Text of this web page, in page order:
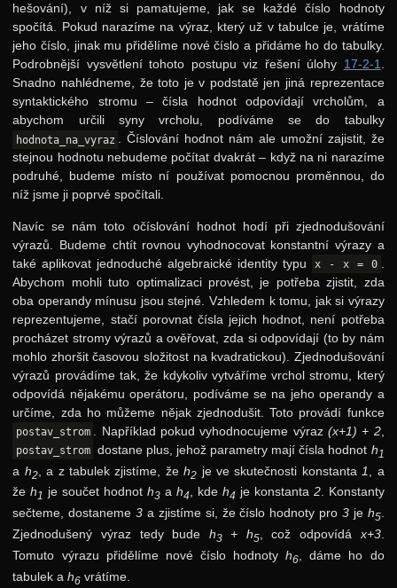
hešování), v níž si pamatujeme, jak se každé číslo hodnoty
spočítá. Pokud narazíme na výraz, který už v tabulce je, vrátíme
jeho číslo, jinak mu přidělíme nové číslo a přidáme ho do tabulky.
Podrobnější vysvětlení tohoto postupu viz řešení úlohy 17-2-1.
Snadno nahlédneme, že toto je v podstatě jen jiná reprezentace
syntaktického stromu – čísla hodnot odpovídají vrcholům, a
abychom určili syny vrcholu, podíváme se do tabulky
hodnota_na_vyraz . Číslování hodnot nám ale umožní zajistit, že
stejnou hodnotu nebudeme počítat dvakrát – když na ni narazíme
podruhé, budeme místo ní používat pomocnou proměnnou, do
níž jsme ji poprvé spočítali.
Navíc se nám toto očíslování hodnot hodí při zjednodušování
výrazů. Budeme chtít rovnou vyhodnocovat konstantní výrazy a
také aplikovat jednoduché algebraické identity typu
x - x = 0
Abychom mohli tuto optimalizaci provést, je potřeba zjistit, zda
oba operandy mínusu jsou stejné. Vzhledem k tomu, jak si výrazy
reprezentujeme, stačí porovnat čísla jejich hodnot, není potřeba
procházet stromy výrazů a ověřovat, zda si odpovídají (to by nám
mohlo zhoršit časovou složitost na kvadratickou). Zjednodušování
výrazů provádíme tak, že kdykoliv vytváříme vrchol stromu, který
odpovídá nějakému operátoru, podíváme se na jeho operandy a
určíme, zda ho můžeme nějak zjednodušit. Toto provádí funkce
postav_strom . Například pokud vyhodnocujeme výraz (x+1) + 2,
postav_strom dostane plus, jehož parametry mají čísla hodnot h1
a h2, a z tabulek zjistíme, žeh2 je ve skutečnosti konstanta 1
, a
žeh1 je součet hodnoth3 a h4, kde h4 je konstanta 2. Konstanty
sečteme, dostaneme3 a zjistíme si, že číslo hodnoty pro 3je h5.
Zjednodušený výraz tedy bude h3+ h5, což odpovídáx+3.
Tomuto výrazu přidělíme nové číslo hodnotyh6 , dáme ho do
tabulek ah6 vrátíme.